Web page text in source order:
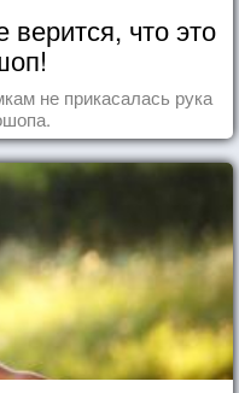
верится, что это
не прикасалась рука